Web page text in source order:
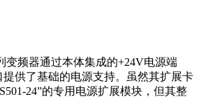
变频器通过本体集成的+24V电源端
供了基础的电源支持。虽然其扩展卡
24”的专用电源扩展模块，但其整